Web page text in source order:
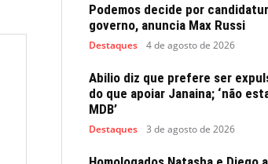
Podemos decide por
governo, anuncia Max Russi
Destaques 4 de agosto de 2026
Abilio diz que prefere ser
do que apoiar Janaina; ‘não
MDB’
Destaques 3 de agosto de 2026